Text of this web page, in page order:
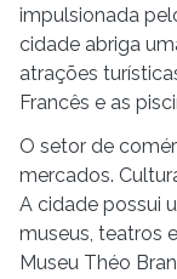
impulsionada
cidade abriga
atrações
Francês e as
O setor de
mercados.
A cidade possui
museus, teatros
Museu Théo